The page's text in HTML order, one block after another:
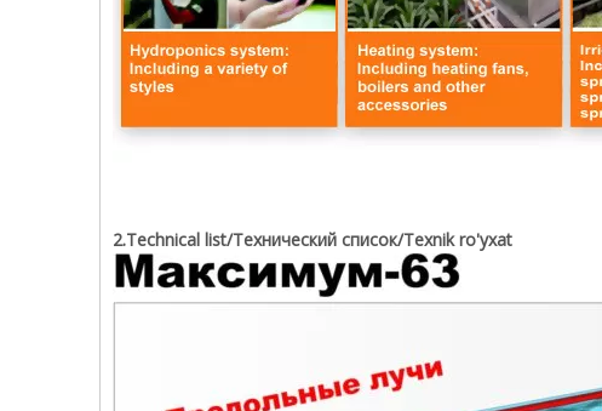
2.Technical list/Технический список/Texnik ro'yxat